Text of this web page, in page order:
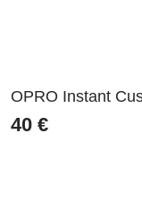
OPRO Instant
40 €